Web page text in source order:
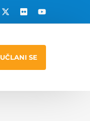
UČLANI SE